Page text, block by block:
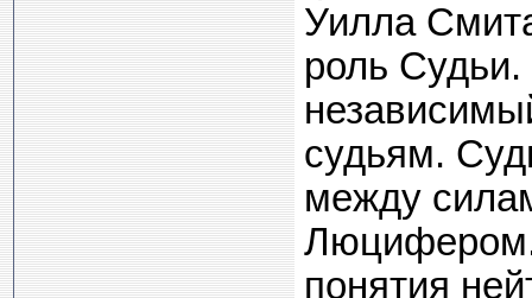
Уилла
роль
судьям.
между
понятия